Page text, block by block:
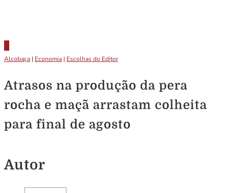
Alcobaça | Economia | Escolhas do Editor
Atrasos na produção da pera
rocha e maçã arrastam colheita
para final de agosto
Autor